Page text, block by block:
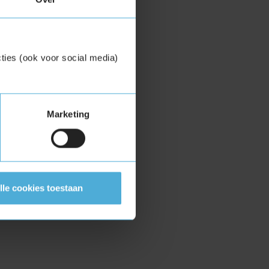
(ook voor social media)
Marketing
cookies toestaan